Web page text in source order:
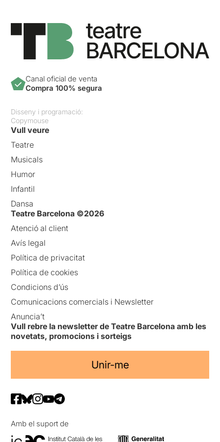
Canal oficial de venta
Compra 100% segura
Disseny i programació:
Copymouse
Vull veure
Teatre
Musicals
Humor
Infantil
Dansa
Teatre Barcelona ©2026
Atenció al client
Avís legal
Política de privacitat
Política de cookies
Condicions d’ús
Comunicacions comercials i Newsletter
Anuncia’t
Vull rebre la newsletter de Teatre Barcelona amb les
novetats, promocions i sorteigs
Unir-me
Amb el suport de